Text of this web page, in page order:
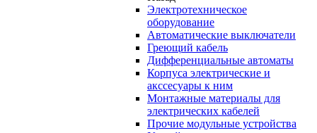
Электротехническое
оборудование
Автоматические выключатели
Греющий кабель
Дифференциальные автоматы
Корпуса электрические и
акссесуары к ним
Монтажные материалы для
электрических кабелей
Прочие модульные устройства